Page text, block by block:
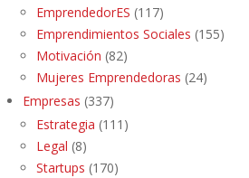
EmprendedorES (117)
Emprendimientos Sociales (155)
Motivación (82)
Mujeres Emprendedoras (24)
Empresas (337)
Estrategia (111)
Legal (8)
Startups (170)